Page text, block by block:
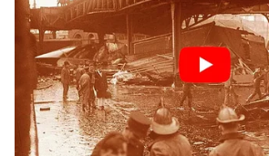
and-Treatments/Spinal-
https://www.spine-health.com/
pain/lower-back-pain-symptoms-
https://www.ncbi.nlm.nih.gov/pmc/
https://www.ncbi.nlm.nih.gov/pmc/